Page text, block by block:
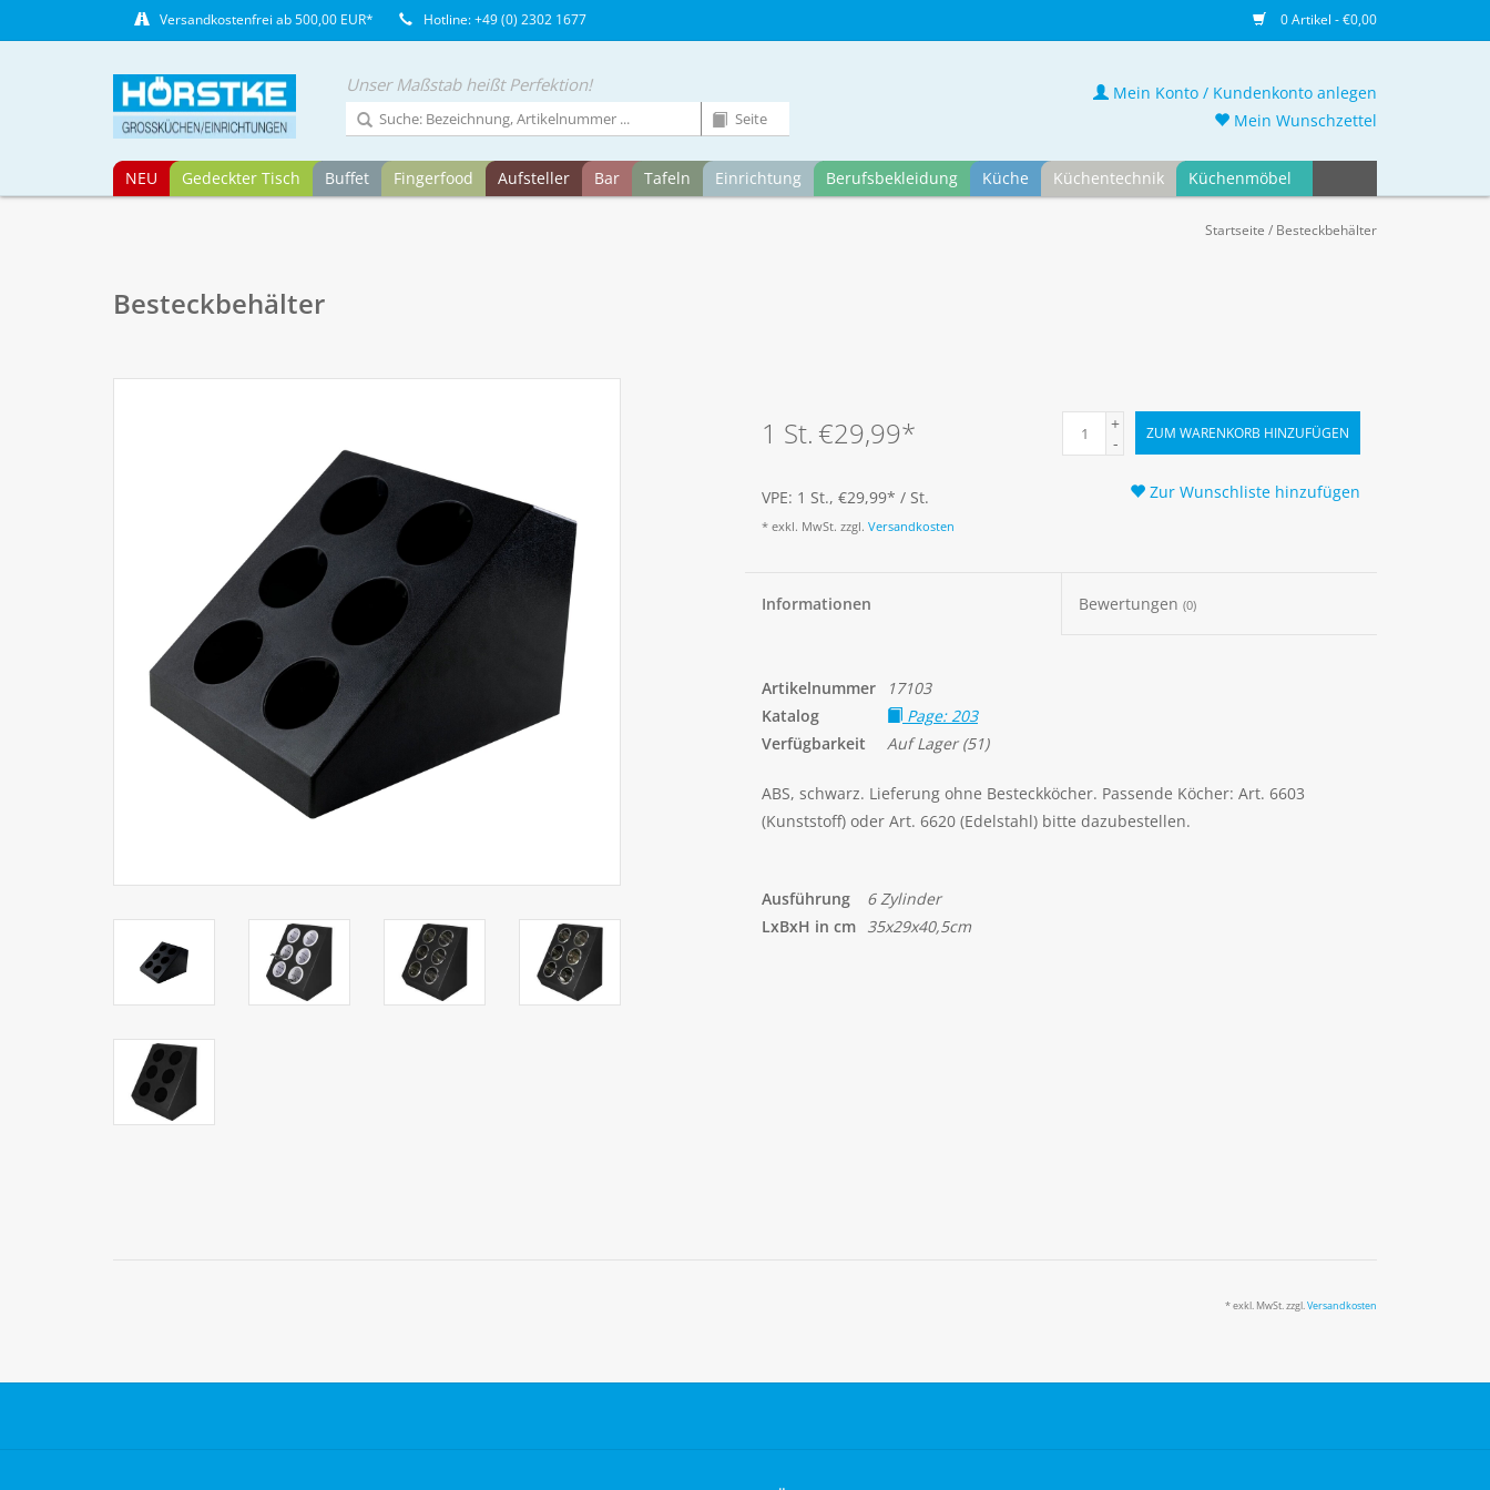
Versandkostenfrei ab 500,00 EUR* Hotline: +49 (0) 2302 1677 0 Artikel - €0,00
Unser Maßstab heißt Perfektion!
NEU Gedeckter Tisch Buffet Fingerfood Aufsteller Bar Tafeln Einrichtung Berufsbekleidung Küche Küchentechnik Küchenmöbel
Mein Konto / Kundenkonto anlegen
Mein Wunschzettel
Startseite / Besteckbehälter
Besteckbehälter
1 St. €29,99*
VPE: 1 St., €29,99* / St.
* exkl. MwSt. zzgl. Versandkosten
+
-
ZUM WARENKORB HINZUFÜGEN
Zur Wunschliste hinzufügen
Informationen Bewertungen (0)
Artikelnummer
17103
Katalog
Page: 203
Verfügbarkeit
Auf Lager(51)
ABS, schwarz. Lieferung ohne Besteckköcher. Passende Köcher: Art. 6603
(Kunststoff) oder Art. 6620 (Edelstahl) bitte dazubestellen.
Ausführung
6 Zylinder
LxBxH in cm 35x29x40,5cm
* exkl. MwSt. zzgl. Versandkosten